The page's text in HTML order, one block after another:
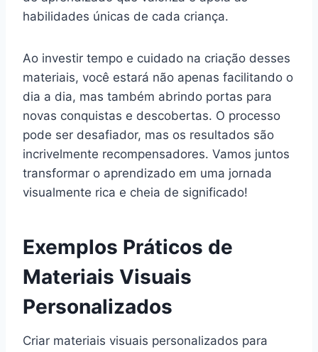
habilidades únicas de cada criança.
Ao investir tempo e cuidado na criação desses
materiais, você estará não apenas facilitando o
dia a dia, mas também abrindo portas para
novas conquistas e descobertas. O processo
pode ser desafiador, mas os resultados são
incrivelmente recompensadores. Vamos juntos
transformar o aprendizado em uma jornada
visualmente rica e cheia de significado!
Exemplos Práticos de
Materiais Visuais
Personalizados
Criar materiais visuais personalizados para